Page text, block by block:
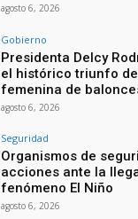
agosto 6, 2026
Gobierno
Presidenta Delcy
el histórico triunfo
femenina de
agosto 6, 2026
Seguridad
Organismos de
acciones ante la
fenómeno El Niño
agosto 6, 2026